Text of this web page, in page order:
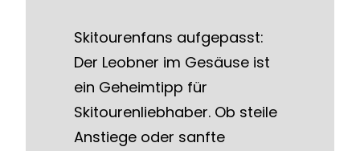
Skitourenfans aufgepasst:
Der Leobner im Gesäuse ist
ein Geheimtipp für
Skitourenliebhaber. Ob steile
Anstiege oder sanfte